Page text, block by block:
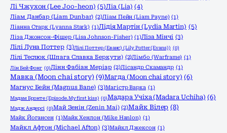
Лі Чжухон (Lee Joo-heon) (5)Ліа (Lia) (4)
Ліам Данбар (Liam Dunbar) (2)Ліам Пейн (Liam Payne) (1)
Ліанна Старк (Lyanna Stark) (1)Лідія Мартін (Lydia Martin) (5)
Ліза Джонсон-Фішер (Lisa Johnson-Fisher) (1)Ліза Мінчі (3)
Лілі Луна Поттер (3)Лілі Поттер (Еванс) (Lily Potter (Evans)) (0)
Лілі Теслюк (Шпага Славка Беркути) (2)Лімбо (Warframe) (1)
Лін Бей Фонг (0)Лінн Фабіан Меріар (2)Лісандр Скамандр (1)
Мавка (Moon chai story) (9)Магда (Moon chai story) (6)
Магнус Бейн (Magnus Bane) (3)Магістр Варка (1)
Мадам Бронте (Episode.My first kiss) (0)Мадара Учіха (Madara Uchiha) (6)
Мадж Андерсі (0)Май Зенін (Zenin Mai) (2)Майк Вілер (8)
Майк Йогансен (1)Майк Хенлон (Mike Hanlon) (1)
Майкл Афтон (Michael Afton) (3)Майкл Джексон (1)